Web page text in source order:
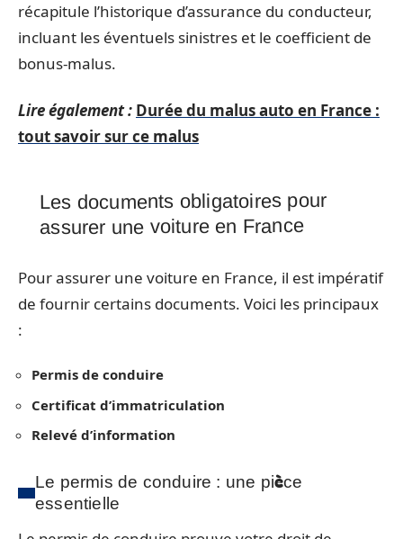
récapitule l’historique d’assurance du conducteur,
incluant les éventuels sinistres et le coefficient de
bonus-malus.
Lire également : Durée du malus auto en France :
tout savoir sur ce malus
Les documents obligatoires pour
assurer une voiture en France
Pour assurer une voiture en France, il est impératif
de fournir certains documents. Voici les principaux
:
Permis de conduire
Certificat d’immatriculation
Relevé d’information
Le permis de conduire : une pièce
essentielle